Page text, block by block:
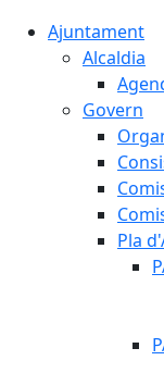
Ajuntament
Alcaldia
Govern
Pla